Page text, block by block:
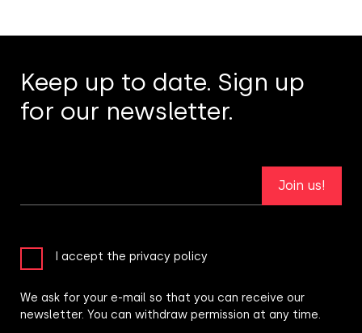
Keep up to date. Sign up
for our newsletter.
Join us!
I accept the privacy policy
We ask for your e-mail so that you can receive our
newsletter. You can withdraw permission at any time.